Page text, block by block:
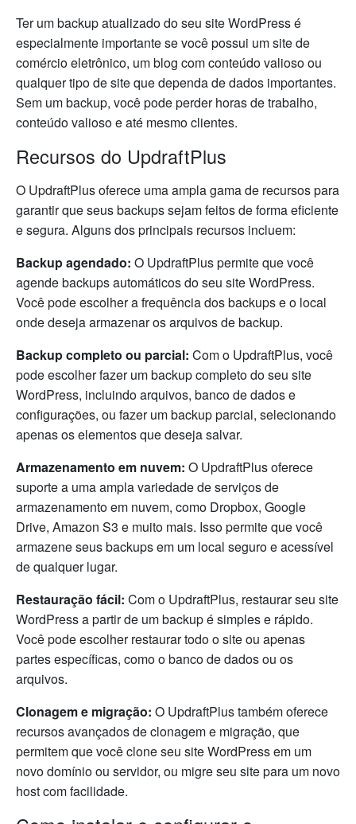
Ter um backup atualizado do seu site WordPress é
especialmente importante se você possui um site de
comércio eletrônico, um blog com conteúdo valioso ou
qualquer tipo de site que dependa de dados importantes.
Sem um backup, você pode perder horas de trabalho,
conteúdo valioso e até mesmo clientes.
Recursos do UpdraftPlus
O UpdraftPlus oferece uma ampla gama de recursos para
garantir que seus backups sejam feitos de forma eficiente
e segura. Alguns dos principais recursos incluem:
Backup agendado: O UpdraftPlus permite que você
agende backups automáticos do seu site WordPress.
Você pode escolher a frequência dos backups e o local
onde deseja armazenar os arquivos de backup.
Backup completo ou parcial: Com o UpdraftPlus, você
pode escolher fazer um backup completo do seu site
WordPress, incluindo arquivos, banco de dados e
configurações, ou fazer um backup parcial, selecionando
apenas os elementos que deseja salvar.
Armazenamento em nuvem: O UpdraftPlus oferece
suporte a uma ampla variedade de serviços de
armazenamento em nuvem, como Dropbox, Google
Drive, Amazon S3 e muito mais. Isso permite que você
armazene seus backups em um local seguro e acessível
de qualquer lugar.
Restauração fácil: Com o UpdraftPlus, restaurar seu site
WordPress a partir de um backup é simples e rápido.
Você pode escolher restaurar todo o site ou apenas
partes específicas, como o banco de dados ou os
arquivos.
Clonagem e migração: O UpdraftPlus também oferece
recursos avançados de clonagem e migração, que
permitem que você clone seu site WordPress em um
novo domínio ou servidor, ou migre seu site para um novo
host com facilidade.